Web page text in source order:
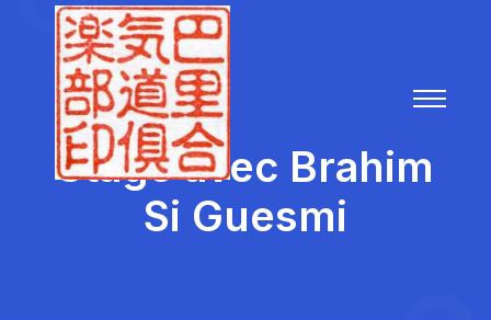
Stage avec Brahim
Si Guesmi